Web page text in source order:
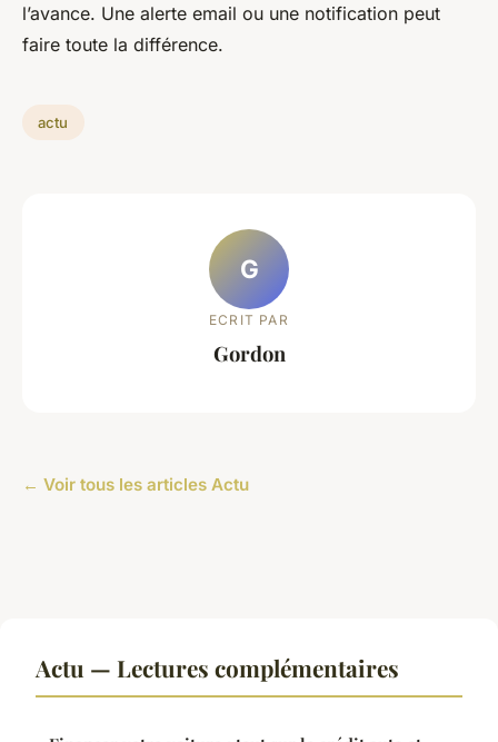
l’avance. Une alerte email ou une notification peut
faire toute la différence.
actu
G
ECRIT PAR
Gordon
← Voir tous les articles Actu
Actu — Lectures complémentaires